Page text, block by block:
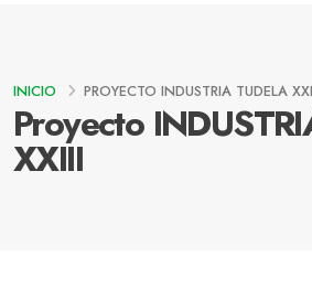
Proyecto
XXIII
INICIO PROYECTO INDUSTRIA TUDELA